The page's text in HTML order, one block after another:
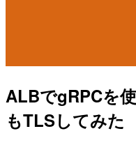
ALBでgRPCを
もTLSしてみた